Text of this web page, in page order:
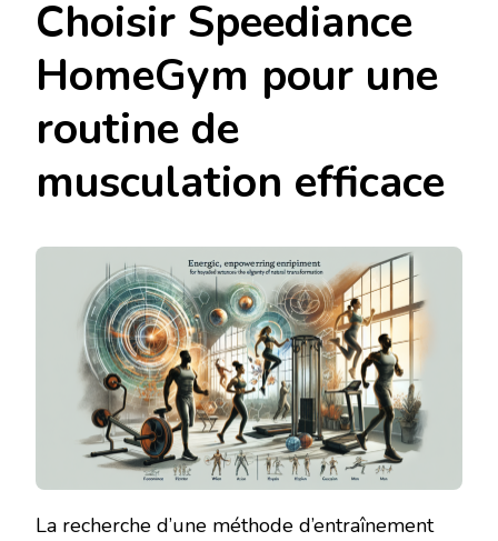
Choisir Speediance
HomeGym pour une
routine de
musculation efficace
La recherche d’une méthode d’entraînement